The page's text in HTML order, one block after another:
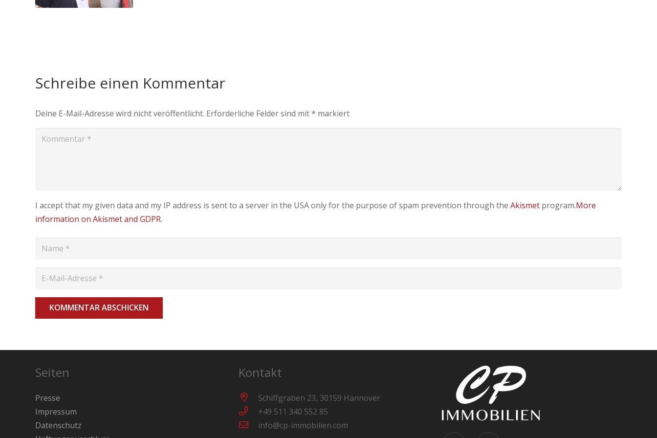
Schreibe einen Kommentar
Deine E-Mail-Adresse wird nicht veröffentlicht. Erforderliche Felder sind mit* markiert
I accept that my given data and my IP address is sent to a server in the USA only for the purpose of spam prevention through the Akismet program.More
information on Akismet and GDPR.
KOMMENTAR ABSCHICKEN
Seiten
Presse
Impressum
Datenschutz
Kontakt
Schiffgraben 23, 30159 Hannover
+49 511 340 552 85
info@cp-immobilien.com